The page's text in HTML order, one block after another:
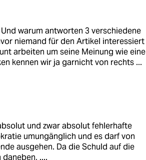
warum antworten 3 verschiedene
niemand für den Artikel interessiert
arbeiten um seine Meinung wie eine
kennen wir ja garnicht von rechts ...
und zwar absolut fehlerhafte
umungänglich und es darf von
ausgehen. Da die Schuld auf die
....